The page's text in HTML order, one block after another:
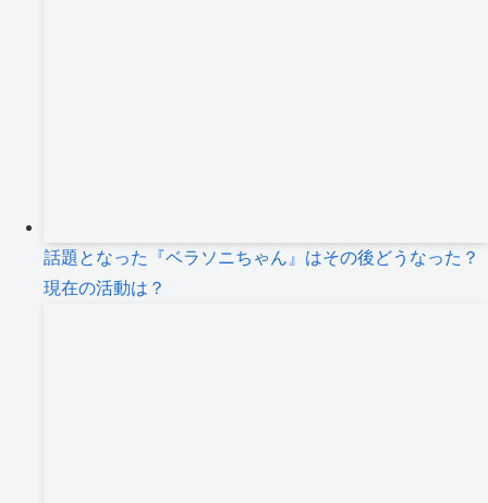
話題となった『ベラソニちゃん』はその後どうなった？
現在の活動は？